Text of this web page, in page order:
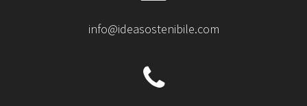
info@ideasostenibile.com